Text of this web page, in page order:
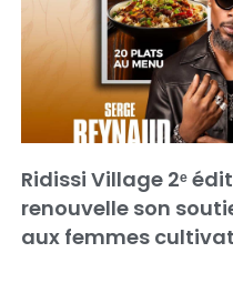
Ridissi Village 2ᵉ
renouvelle son
aux femmes